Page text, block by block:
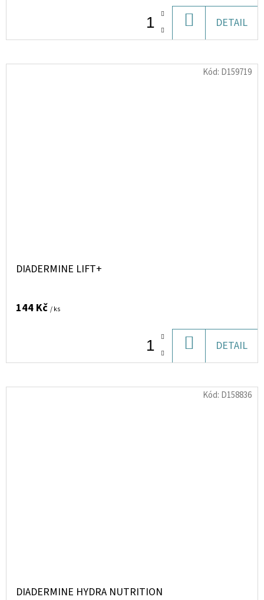
KOŠÍKU
DETAIL
DIADERMINE LIFT+
144 Kč / ks
KOŠÍKU
DETAIL
Kód: D159719
DIADERMINE HYDRA NUTRITION
Kód: D158836